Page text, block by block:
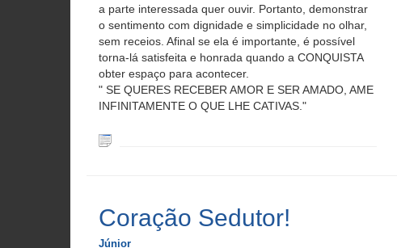
a parte interessada quer ouvir. Portanto, demonstrar
o sentimento com dignidade e simplicidade no olhar,
sem receios. Afinal se ela é importante, é possível
torna-lá satisfeita e honrada quando a CONQUISTA
obter espaço para acontecer.
" SE QUERES RECEBER AMOR E SER AMADO, AME
INFINITAMENTE O QUE LHE CATIVAS."
Coração Sedutor!
Júnior